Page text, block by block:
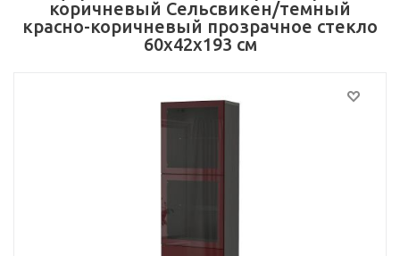
коричневый Сельсвикен/темный
красно-коричневый прозрачное стекло
60x42x193 см